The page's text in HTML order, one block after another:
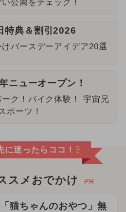
公園をチェック！
特典＆割引2026
バースデーアイデア20選
ニューオープン！
ーク！バイク体験！ 宇宙兄
ポーツ！
に迷ったらココ！
スメおでかけ PR
猫ちゃんのおやつ」無